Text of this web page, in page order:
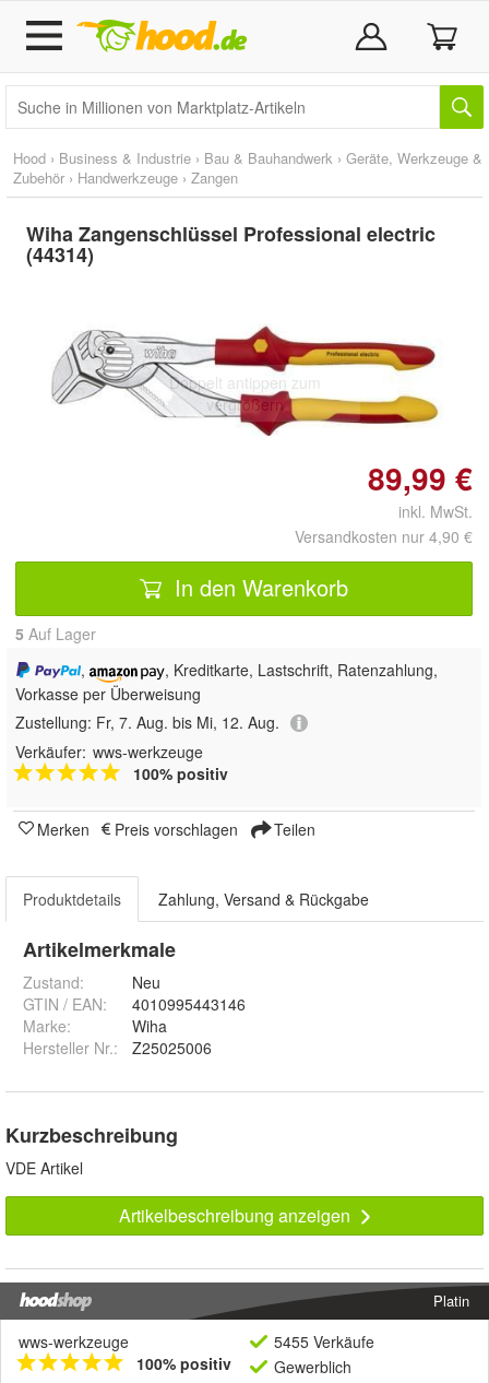
Hood › Business & Industrie › Bau & Bauhandwerk › Geräte, Werkzeuge &
Zubehör › Handwerkzeuge › Zangen
Wiha Zangenschlüssel Professional electric
(44314)
Doppelt antippen zum
vergrößern
89,99 €
inkl. MwSt.
Versandkosten nur 4,90 €
In den Warenkorb
5 Auf Lager
,
, Kreditkarte, Lastschrift, Ratenzahlung,
Vorkasse per Überweisung
Zustellung: Fr, 7. Aug. bis Mi, 12. Aug.
Verkäufer: wws-werkzeuge
100% positiv
Merken Preis vorschlagen Teilen
Produktdetails Zahlung, Versand & Rückgabe
Artikelmerkmale
Zustand:
Neu
GTIN / EAN:
4010995443146
Marke:
Wiha
Hersteller Nr.:
Z25025006
Kurzbeschreibung
VDE Artikel
Artikelbeschreibung anzeigen
Platin
wws-werkzeuge
100% positiv
5455 Verkäufe
Gewerblich